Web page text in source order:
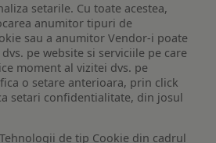
setarile. Cu toate acestea,
anumitor tipuri de
sau a anumitor Vendor-i poate
pe website si serviciile pe care
moment al vizitei dvs. pe
o setare anterioara, prin click
setari confidentialitate, din josul
de tip Cookie din cadrul